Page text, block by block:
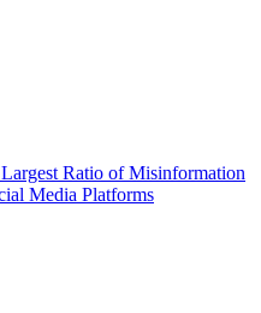
Ratio of Misinformation
Media Platforms